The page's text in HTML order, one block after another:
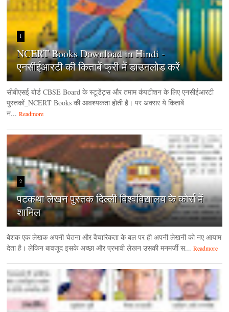
1
NCERT Books Download in Hindi -
एनसीईआरटी की किताबें फ्री में डाउनलोड करें
सीबीएसई बोर्ड CBSE Board के स्टूडेंट्स और तमाम कंपटीशन के लिए एनसीईआरटी
पुस्तकों_NCERT Books की आवश्यकता होती है। पर अक्सर ये किताबें
न... Readmore
2
पटकथा लेखन पुस्तक दिल्ली विश्वविद्यालय के कोर्स में
शामिल
बेशक एक लेखक अपनी चेतना और वैचारिकता के बल पर ही अपनी लेखनी को नए आयाम
देता है। लेकिन बावजूद इसके अच्छा और प्रभावी लेखन उसकी मनमर्जी स... Readmore